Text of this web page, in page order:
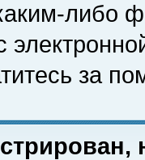
либо
за